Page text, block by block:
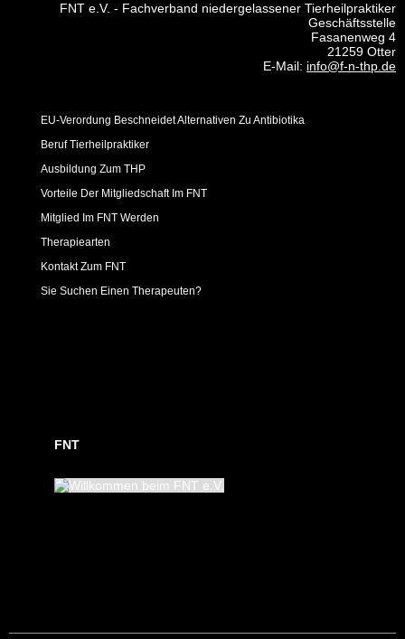
FNT e.V. - Fachverband niedergelassener Tierheilpraktiker
Geschäftsstelle
Fasanenweg 4
21259 Otter
E-Mail: info@f-n-thp.de
EU-Verordung Beschneidet Alternativen Zu Antibiotika
Beruf Tierheilpraktiker
Ausbildung Zum THP
Vorteile Der Mitgliedschaft Im FNT
Mitglied Im FNT Werden
Therapiearten
Kontakt Zum FNT
Sie Suchen Einen Therapeuten?
FNT